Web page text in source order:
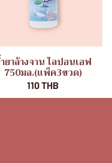
ยาล้างจาน ไลปอนเอฟ
750มล.(แพ็ค3ขวด)
110 THB